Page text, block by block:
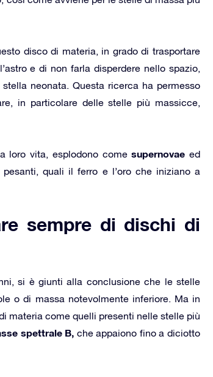
disco di materia, in grado di trasportare
e di non farla disperdere nello spazio,
neonata. Questa ricerca ha permesso
in particolare delle stelle più massicce,
loro vita, esplodono comesupernovae ed
quali il ferro e l’oro che iniziano a
sempre di dischi di
si è giunti alla conclusione che le stelle
o di massa notevolmente inferiore. Ma in
materia come quelli presenti nelle stelle più
spettrale B, che appaiono fino a diciotto